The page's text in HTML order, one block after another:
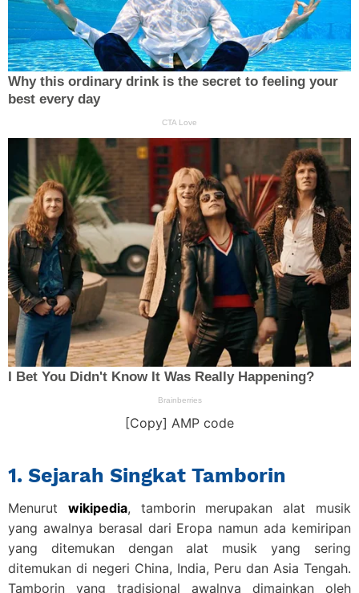
[Copy] AMP code
1. Sejarah Singkat Tamborin
Menurut wikipedia, tamborin merupakan alat musik
yang awalnya berasal dari Eropa namun ada kemiripan
yang ditemukan dengan alat musik yang sering
ditemukan di negeri China, India, Peru dan Asia Tengah.
Tamborin yang tradisional awalnya dimainkan oleh